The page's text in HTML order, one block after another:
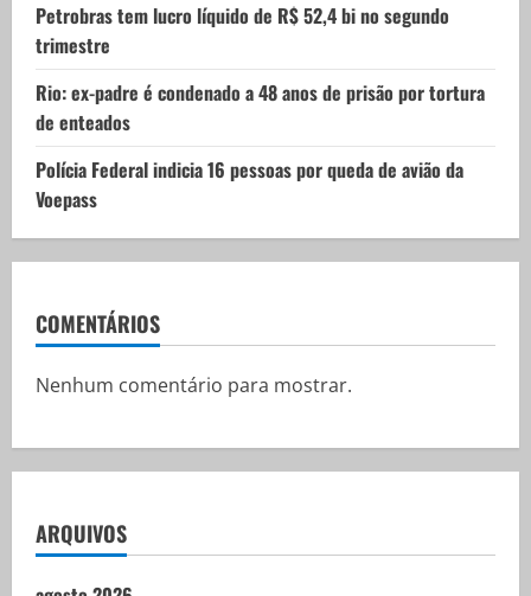
Petrobras tem lucro líquido de R$ 52,4 bi no segundo
trimestre
Rio: ex-padre é condenado a 48 anos de prisão por tortura
de enteados
Polícia Federal indicia 16 pessoas por queda de avião da
Voepass
COMENTÁRIOS
Nenhum comentário para mostrar.
ARQUIVOS